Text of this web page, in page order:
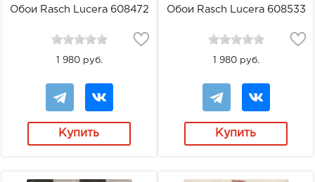
Обои Rasch Lucera 608472
1 980 руб.
Купить
Обои Rasch Lucera 608533
1 980 руб.
Купить